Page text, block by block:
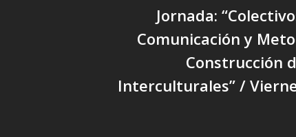
Jornada:
Comunicación y
Construcción
Interculturales” /